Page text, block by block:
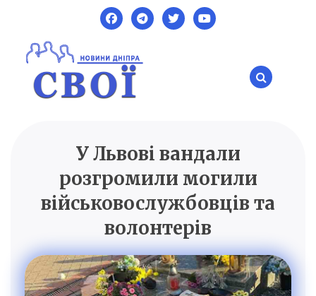
content
SVOI.DP.UA
Новини ДніпраУ Львові вандали
розгромили могили
військовослужбовців та
волонтерів